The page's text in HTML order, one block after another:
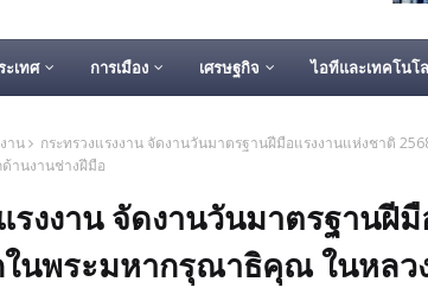
ะเทศ การเมือง เศรษฐกิจ ไอทีและเทคโนโ
าน
กระทรวงแรงงาน จัดงานวันมาตรฐานฝีมือแรงงานแห่งชาติ
านงานช่างฝีมือ
รงงาน จัดงานวันมาตรฐานฝี
นพระมหากรุณาธิคุณ ในหลว